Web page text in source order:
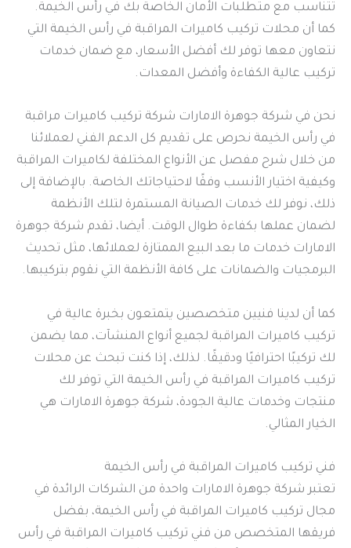
تتناسب مع متطلبات الأمان الخاصة بك في رأس الخيمة.
كما أن محلات تركيب كاميرات المراقبة في رأس الخيمة التي
نتعاون معها توفر لك أفضل الأسعار، مع ضمان خدمات
تركيب عالية الكفاءة وأفضل المعدات.
نحن في شركة جوهرة الامارات شركة تركيب كاميرات مراقبة
في رأس الخيمة نحرص على تقديم كل الدعم الفني لعملائنا
من خلال شرح مفصل عن الأنواع المختلفة لكاميرات المراقبة
وكيفية اختيار الأنسب وفقًا لاحتياجاتك الخاصة. بالإضافة إلى
ذلك، نوفر لك خدمات الصيانة المستمرة لتلك الأنظمة
لضمان عملها بكفاءة طوال الوقت. أيضا، تقدم شركة جوهرة
الامارات خدمات ما بعد البيع الممتازة لعملائها، مثل تحديث
البرمجيات والضمانات على كافة الأنظمة التي نقوم بتركيبها.
كما أن لدينا فنيين متخصصين يتمتعون بخبرة عالية في
تركيب كاميرات المراقبة لجميع أنواع المنشآت، مما يضمن
لك تركيبًا احترافيًا ودقيقًا. لذلك، إذا كنت تبحث عن محلات
تركيب كاميرات المراقبة في رأس الخيمة التي توفر لك
منتجات وخدمات عالية الجودة، شركة جوهرة الامارات هي
الخيار المثالي.
فني تركيب كاميرات المراقبة في رأس الخيمة
تعتبر شركة جوهرة الامارات واحدة من الشركات الرائدة في
مجال تركيب كاميرات المراقبة في رأس الخيمة، بفضل
فريقها المتخصص من فني تركيب كاميرات المراقبة في رأس